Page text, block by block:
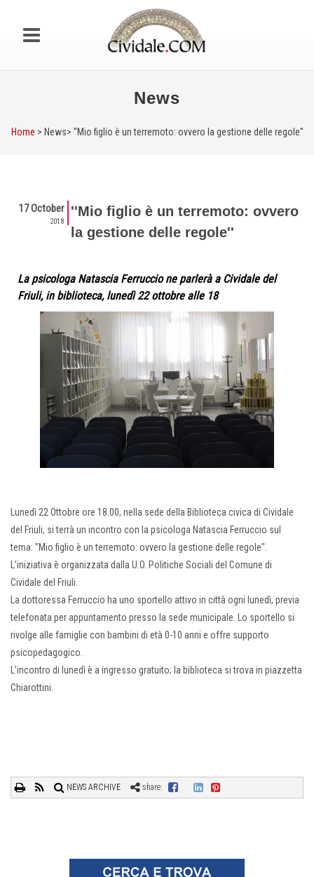
News
Home > News> ''Mio figlio è un terremoto: ovvero la gestione delle regole''
17 October
2018
''Mio figlio è un terremoto: ovvero
la gestione delle regole''
La psicologa Natascia Ferruccio ne parlerà a Cividale del
Friuli, in biblioteca, lunedì 22 ottobre alle 18
Lunedì 22 Ottobre ore 18.00, nella sede della Biblioteca civica di Cividale
del Friuli, si terrà un incontro con la psicologa Natascia Ferruccio sul
tema: "Mio figlio è un terremoto: ovvero la gestione delle regole".
L’iniziativa è organizzata dalla U.O. Politiche Sociali del Comune di
Cividale del Friuli.
La dottoressa Ferruccio ha uno sportello attivo in città ogni lunedì, previa
telefonata per appuntamento presso la sede municipale. Lo sportello si
rivolge alle famiglie con bambini di età 0-10 anni e offre supporto
psicopedagogico.
L’incontro di lunedì è a ingresso gratuito; la biblioteca si trova in piazzetta
Chiarottini.
NEWS ARCHIVE share: